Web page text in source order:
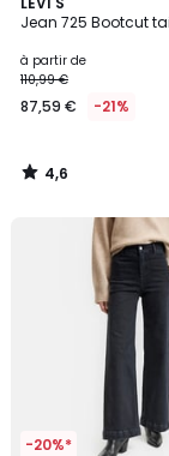
Jean 725 Bootcut
à partir de
110,99 €
87,59 € -21%
/ 5
6
Couleurs
4,6
/
-20%*